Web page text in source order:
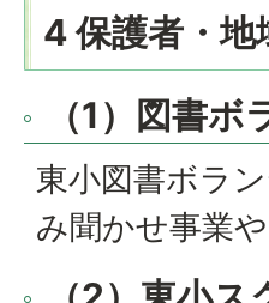
4 保護者・地
（1）図書
東小図書ボラ
み聞かせ事業